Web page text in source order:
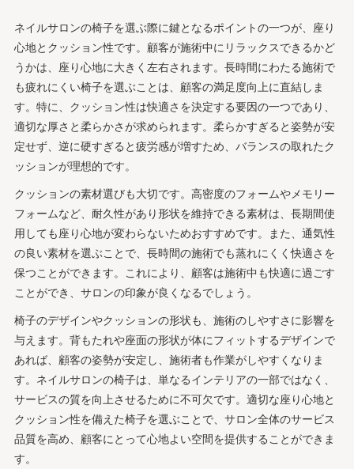
ネイルサロンの椅子を選ぶ際に鍵となるポイントの一つが、座り
心地とクッション性です。顧客が施術中にリラックスできるかど
うかは、座り心地に大きく左右されます。長時間にわたる施術で
も疲れにくい椅子を選ぶことは、顧客の満足度向上に直結しま
す。特に、クッション性は快適さを決定する要因の一つであり、
適切な厚さと柔らかさが求められます。柔らかすぎると姿勢が安
定せず、逆に硬すぎると疲労感が増すため、バランスの取れたク
ッションが理想的です。
クッションの素材選びも大切です。高密度のフォームやメモリー
フォームなど、耐久性があり形状を維持できる素材は、長期間使
用しても座り心地が変わらないためおすすめです。また、通気性
の良い素材を選ぶことで、長時間の施術でも蒸れにくく快適さを
保つことができます。これにより、顧客は施術中も快適に過ごす
ことができ、サロンの印象が良くなるでしょう。
椅子のデザインやクッションの形状も、施術のしやすさに影響を
与えます。背もたれや座面の形状が体にフィットするデザインで
あれば、顧客の姿勢が安定し、施術者も作業がしやすくなりま
す。ネイルサロンの椅子は、単なるインテリアの一部ではなく、
サービスの質を向上させるために不可欠です。適切な座り心地と
クッション性を備えた椅子を選ぶことで、サロン全体のサービス
品質を高め、顧客にとって心地よい空間を提供することができま
す。